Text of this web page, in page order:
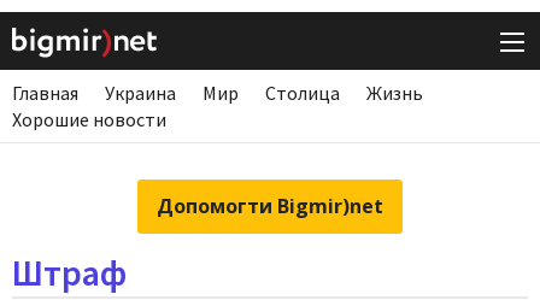
Главная Украина Мир Столица
Жизнь
Хорошие новости
Допомогти Bigmir)net
Штраф